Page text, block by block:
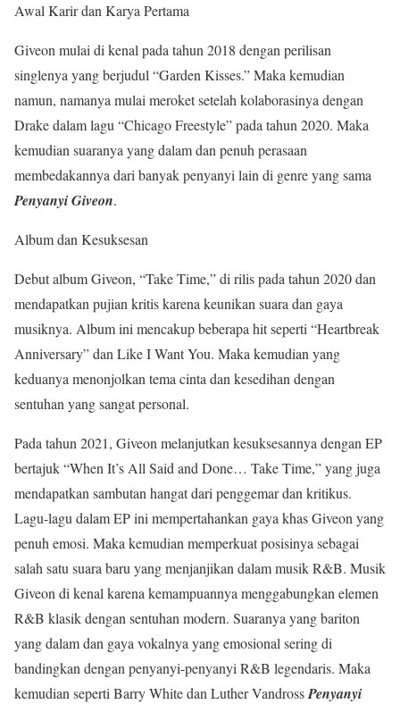
Awal Karir dan Karya Pertama
Giveon mulai di kenal pada tahun 2018 dengan perilisan
singlenya yang berjudul “Garden Kisses.” Maka kemudian
namun, namanya mulai meroket setelah kolaborasinya dengan
Drake dalam lagu “Chicago Freestyle” pada tahun 2020. Maka
kemudian suaranya yang dalam dan penuh perasaan
membedakannya dari banyak penyanyi lain di genre yang sama
Penyanyi Giveon.
Album dan Kesuksesan
Debut album Giveon, “Take Time,” di rilis pada tahun 2020 dan
mendapatkan pujian kritis karena keunikan suara dan gaya
musiknya. Album ini mencakup beberapa hit seperti “Heartbreak
Anniversary” dan Like I Want You. Maka kemudian yang
keduanya menonjolkan tema cinta dan kesedihan dengan
sentuhan yang sangat personal.
Pada tahun 2021, Giveon melanjutkan kesuksesannya dengan EP
bertajuk “When It’s All Said and Done… Take Time,” yang juga
mendapatkan sambutan hangat dari penggemar dan kritikus.
Lagu-lagu dalam EP ini mempertahankan gaya khas Giveon yang
penuh emosi. Maka kemudian memperkuat posisinya sebagai
salah satu suara baru yang menjanjikan dalam musik R&B. Musik
Giveon di kenal karena kemampuannya menggabungkan elemen
R&B klasik dengan sentuhan modern. Suaranya yang bariton
yang dalam dan gaya vokalnya yang emosional sering di
bandingkan dengan penyanyi-penyanyi R&B legendaris. Maka
kemudian seperti Barry White dan Luther VandrossPenyanyi